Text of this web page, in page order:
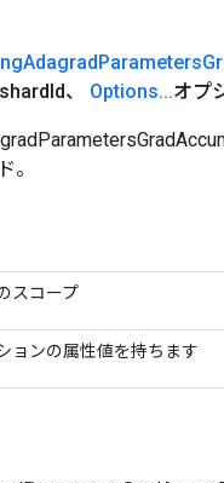
AdagradParameters
Id、 Options...オプ
。
スコープ
ョンの属性値を持ちます